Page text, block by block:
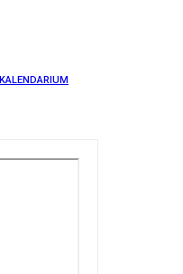
KALENDARIUM